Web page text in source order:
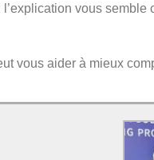
vous
vous aider à mieux